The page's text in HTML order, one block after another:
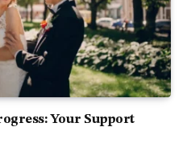
Your Support